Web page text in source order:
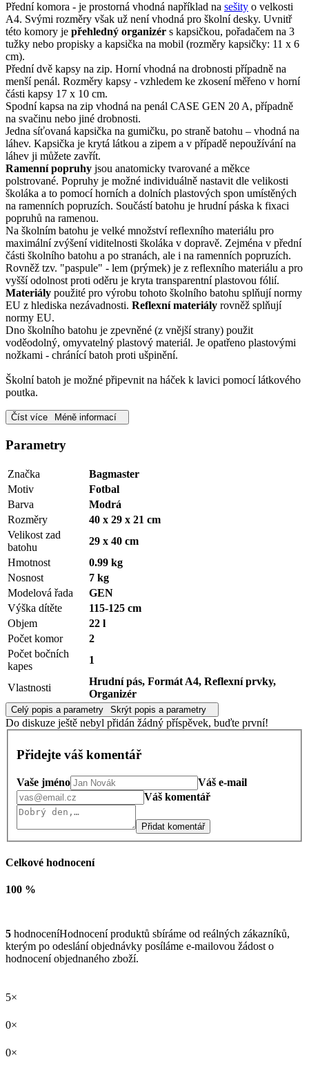
Přední komora - je prostorná vhodná například na sešity o velkosti
A4. Svými rozměry však už není vhodná pro školní desky. Uvnitř
této komory je přehledný organizér s kapsičkou, pořadačem na 3
tužky nebo propisky a kapsička na mobil (rozměry kapsičky: 11 x 6
cm).
Přední dvě kapsy na zip. Horní vhodná na drobnosti případně na
menší penál. Rozměry kapsy - vzhledem ke zkosení měřeno v horní
části kapsy 17 x 10 cm.
Spodní kapsa na zip vhodná na penál CASE GEN 20 A, případně
na svačinu nebo jiné drobnosti.
Jedna síťovaná kapsička na gumičku, po straně batohu – vhodná na
láhev. Kapsička je krytá látkou a zipem a v případě nepoužívání na
láhev ji můžete zavřít.
Ramenní popruhy jsou anatomicky tvarované a měkce
polstrované. Popruhy je možné individuálně nastavit dle velikosti
školáka a to pomocí horních a dolních plastových spon umístěných
na ramenních popruzích. Součástí batohu je hrudní páska k fixaci
popruhů na ramenou.
Na školním batohu je velké množství reflexního materiálu pro
maximální zvýšení viditelnosti školáka v dopravě. Zejména v přední
části školního batohu a po stranách, ale i na ramenních popruzích.
Rovněž tzv. "paspule" - lem (prýmek) je z reflexního materiálu a pro
vyšší odolnost proti oděru je kryta transparentní plastovou fólií.
Materiály použité pro výrobu tohoto školního batohu splňují normy
EU z hlediska nezávadnosti. Reflexní materiály rovněž splňují
normy EU.
Dno školního batohu je zpevněné (z vnější strany) použit
voděodolný, omyvatelný plastový materiál. Je opatřeno plastovými
nožkami - chránící batoh proti ušpinění.
Školní batoh je možné připevnit na háček k lavici pomocí látkového
poutka.
Číst více Méně informací
Parametry
Značka
Bagmaster
Motiv
Fotbal
Barva
Modrá
Rozměry
40 x 29 x 21 cm
Velikost zad
batohu
29 x 40 cm
Hmotnost
0.99 kg
Nosnost
7 kg
Modelová řada
GEN
Výška dítěte
115-125 cm
Objem
22 l
Počet komor
2
Počet bočních
kapes
1
Vlastnosti
Hrudní pás, Formát A4, Reflexní prvky,
Organizér
Celý popis a parametry Skrýt popis a parametry
Do diskuze ještě nebyl přidán žádný příspěvek, buďte první!
Přidejte váš komentář
Vaše jméno
Váš e-mail
Váš komentář
Přidat komentář
Celkové hodnocení
100 %
5 hodnoceníHodnocení produktů sbíráme od reálných zákazníků,
kterým po odeslání objednávky posíláme e-mailovou žádost o
hodnocení objednaného zboží.
5×
0×
0×